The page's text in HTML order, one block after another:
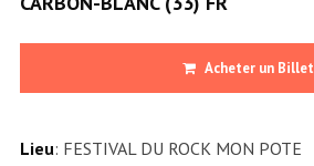
Acheter un Billet
Lieu: FESTIVAL DU ROCK MON POTE